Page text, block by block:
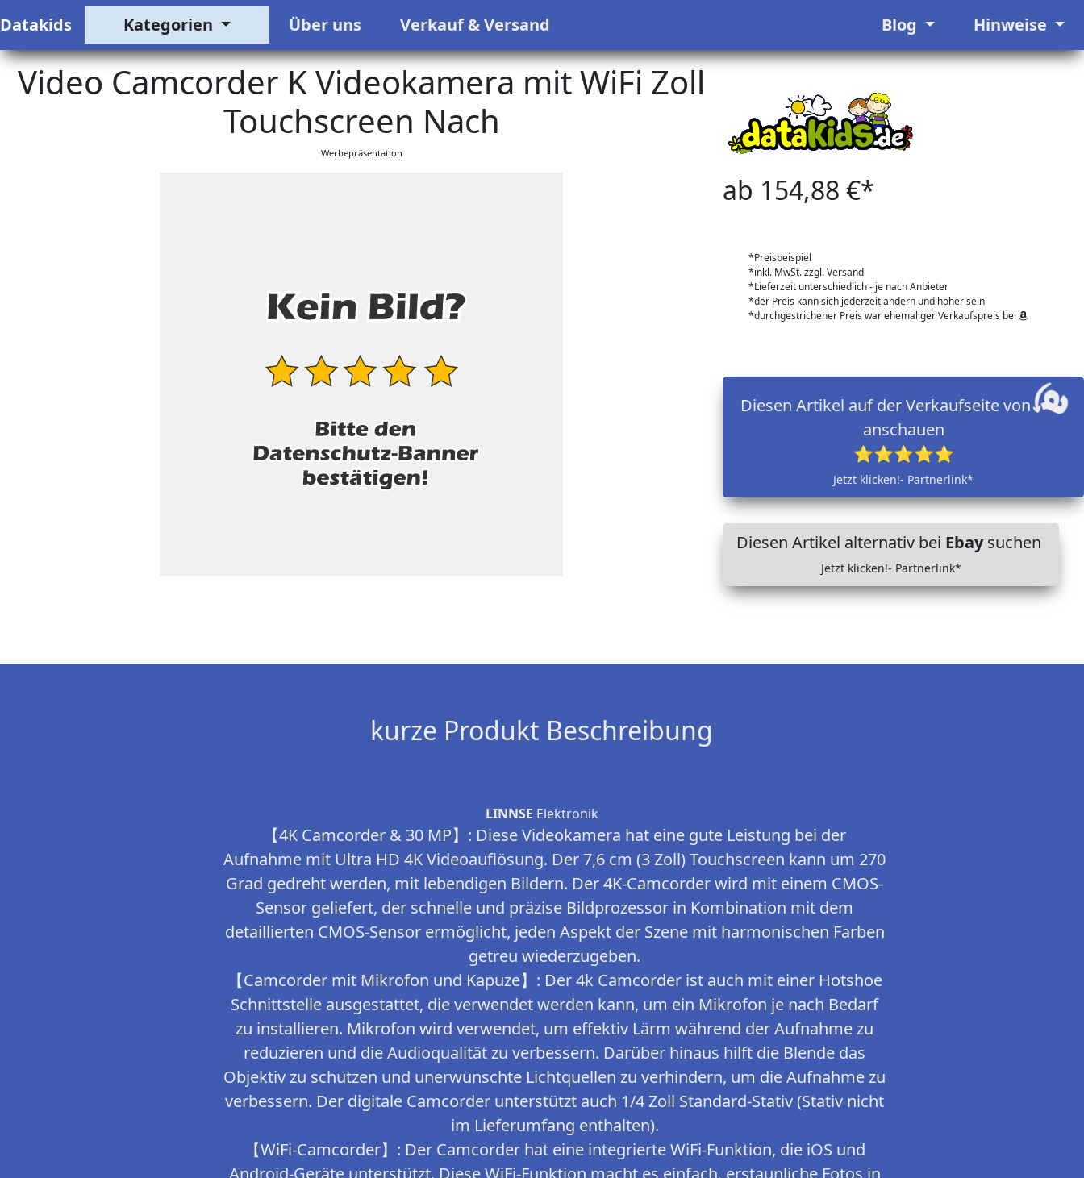
Datakids Kategorien Über uns Verkauf & Versand Blog Hinweise
Video Camcorder K Videokamera mit WiFi Zoll
Touchscreen Nach
Werbepräsentation
ab 154,88 €*
*Preisbeispiel
*inkl. MwSt. zzgl. Versand
*Lieferzeit unterschiedlich - je nach Anbieter
*der Preis kann sich jederzeit ändern und höher sein
*durchgestrichener Preis war ehemaliger Verkaufspreis bei
Diesen Artikel auf der Verkaufseite von
anschauen
⭐⭐⭐⭐⭐
Jetzt klicken!- Partnerlink*
Diesen Artikel alternativ bei Ebaysuchen
Jetzt klicken!- Partnerlink*
kurze Produkt Beschreibung
LINNSE Elektronik
【4K Camcorder & 30 MP】: Diese Videokamera hat eine gute Leistung bei der
Aufnahme mit Ultra HD 4K Videoauflösung. Der 7,6 cm (3 Zoll) Touchscreen kann um 270
Grad gedreht werden, mit lebendigen Bildern. Der 4K-Camcorder wird mit einem CMOS-
Sensor geliefert, der schnelle und präzise Bildprozessor in Kombination mit dem
detaillierten CMOS-Sensor ermöglicht, jeden Aspekt der Szene mit harmonischen Farben
getreu wiederzugeben.
【Camcorder mit Mikrofon und Kapuze】: Der 4k Camcorder ist auch mit einer Hotshoe
Schnittstelle ausgestattet, die verwendet werden kann, um ein Mikrofon je nach Bedarf
zu installieren. Mikrofon wird verwendet, um effektiv Lärm während der Aufnahme zu
reduzieren und die Audioqualität zu verbessern. Darüber hinaus hilft die Blende das
Objektiv zu schützen und unerwünschte Lichtquellen zu verhindern, um die Aufnahme zu
verbessern. Der digitale Camcorder unterstützt auch 1/4 Zoll Standard-Stativ (Stativ nicht
im Lieferumfang enthalten).
【WiFi-Camcorder】: Der Camcorder hat eine integrierte WiFi-Funktion, die iOS und
Android-Geräte unterstützt. Diese WiFi-Funktion macht es einfach, erstaunliche Fotos in